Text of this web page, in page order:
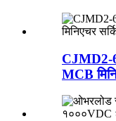
CJMD2-
MCB